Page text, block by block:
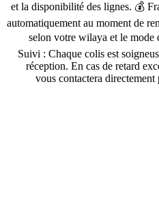
et la disponibilité des lignes. 💰
automatiquement au moment de
selon votre wilaya et le
Suivi : Chaque colis est
réception. En cas de retard
vous contactera